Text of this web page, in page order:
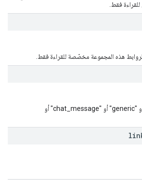
هذه المجموعة مخصّصة للقراءة فقط.
نوع الرابط، مثل "email" أو "generic" أو "chat_message" أو